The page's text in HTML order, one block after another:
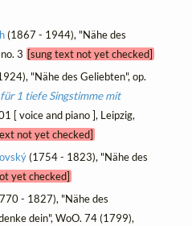
(1867 - 1944), "Nähe des
3 [sung text not yet checked]
"Nähe des Geliebten", op.
1 tiefe Singstimme mit
[ voice and piano ], Leipzig,
not yet checked]
(1754 - 1823), "Nähe des
yet checked]
- 1827), "Nähe des
dein", WoO. 74 (1799),